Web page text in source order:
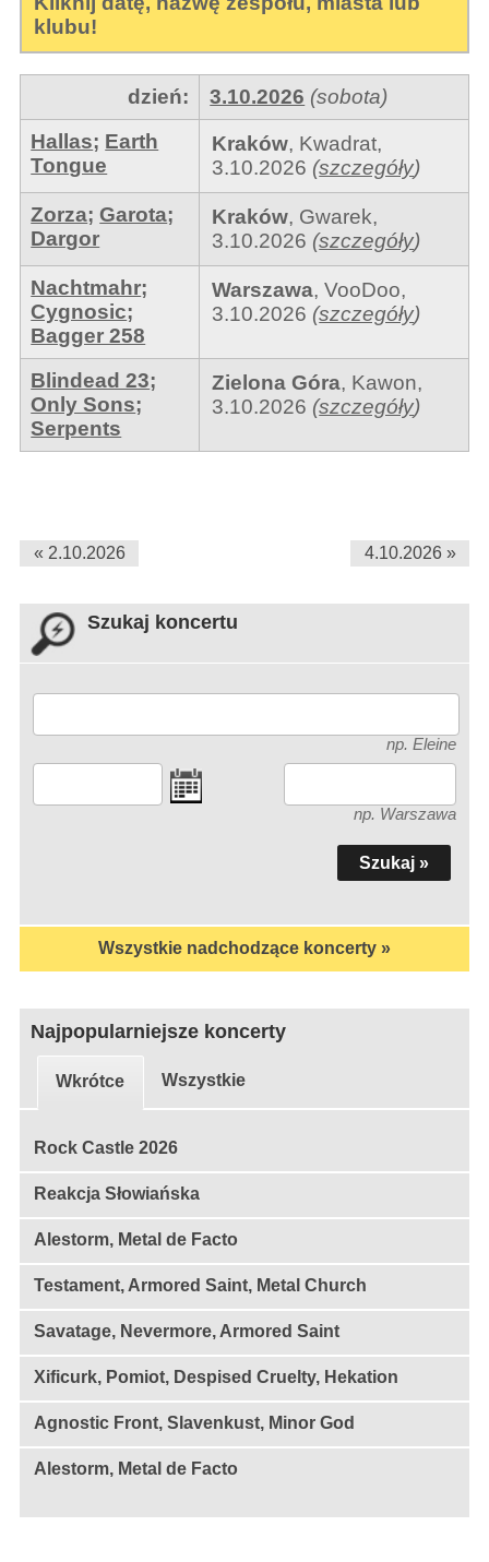
klubu!
dzień: 3.10.2026 (sobota)
Hallas; Earth
Tongue
Kraków, Kwadrat,
3.10.2026 (szczegóły)
Zorza;Garota;
Dargor
Kraków, Gwarek,
3.10.2026 (szczegóły)
Nachtmahr;
Cygnosic;
Bagger 258
Warszawa,VooDoo,
3.10.2026 (szczegóły)
Blindead 23;
Only Sons;
Serpents
Zielona Góra, Kawon,
3.10.2026 (szczegóły)
« 2.10.2026 4.10.2026 »
Szukaj koncertu
np. Eleine
np. Warszawa
Wszystkie nadchodzące koncerty »
Najpopularniejsze koncerty
Wkrótce Wszystkie
Rock Castle 2026
Reakcja Słowiańska
Alestorm, Metal de Facto
Testament, Armored Saint, Metal Church
Savatage, Nevermore, Armored Saint
Xificurk, Pomiot, Despised Cruelty, Hekation
Agnostic Front, Slavenkust, Minor God
Alestorm, Metal de Facto